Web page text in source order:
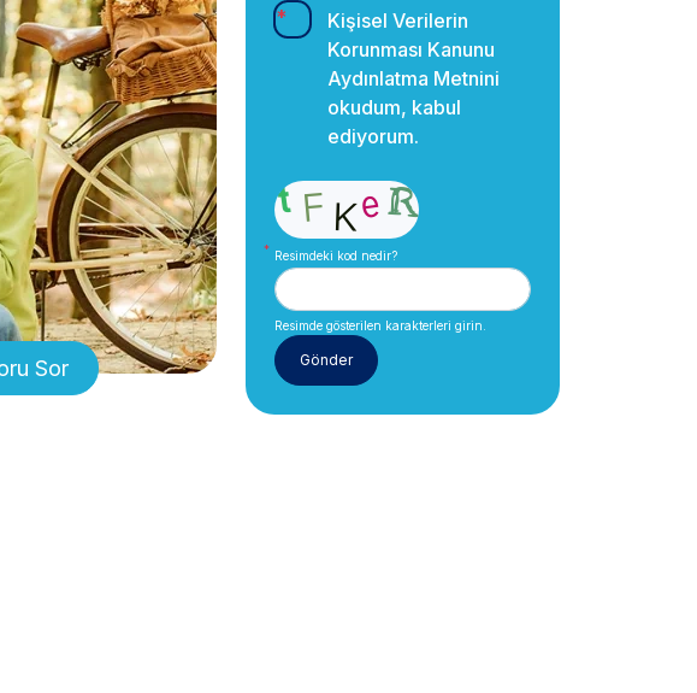
Sor
Kişisel Verilerin
Korunması Kanunu
Aydınlatma Metnini
okudum, kabul
ediyorum.
Resimdeki kod nedir?
Resimde gösterilen karakterleri girin.